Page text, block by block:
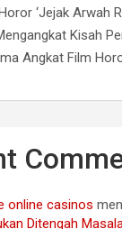
‘Jejak Arwah
Kisah
Angkat Film
online casinos
Ditengah